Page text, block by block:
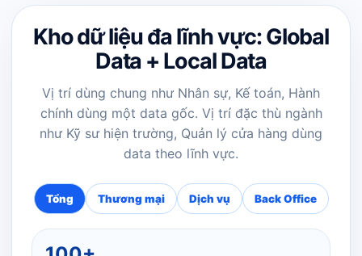
Kho dữ liệu đa lĩnh vực: Global
Data + Local Data
Vị trí dùng chung như Nhân sự, Kế toán, Hành
chính dùng một data gốc. Vị trí đặc thù ngành
như Kỹ sư hiện trường, Quản lý cửa hàng dùng
data theo lĩnh vực.
Tổng Thương mại Dịch vụ Back Office